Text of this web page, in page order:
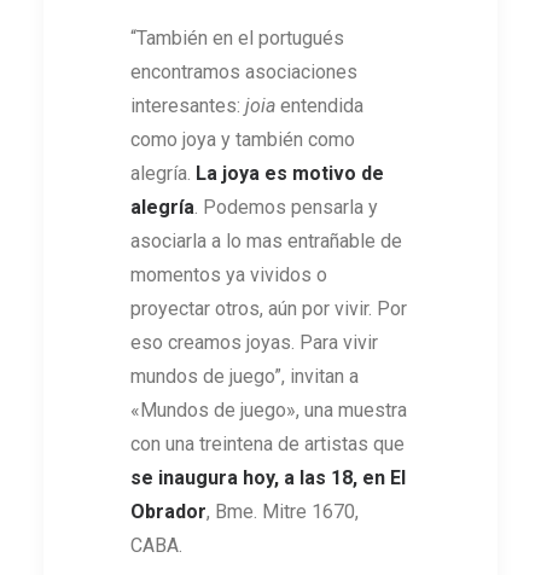
“También en el portugués
encontramos asociaciones
interesantes: joia entendida
como joya y también como
alegría. La joya es motivo de
alegría. Podemos pensarla y
asociarla a lo mas entrañable de
momentos ya vividos o
proyectar otros, aún por vivir. Por
eso creamos joyas. Para vivir
mundos de juego”, invitan a
«Mundos de juego», una muestra
con una treintena de artistas que
se inaugura hoy, a las 18, en El
Obrador, Bme. Mitre 1670,
CABA.